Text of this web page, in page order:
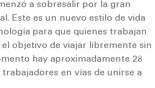
a sobresalir por la gran
Este es un nuevo estilo de vida
para que quienes trabajan
objetivo de viajar libremente sin
hay aproximadamente 28
en vías de unirse a